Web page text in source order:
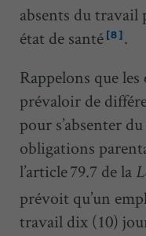
absents du travail
état de santé [8] .
Rappelons que
prévaloir de
pour s’absenter
obligations
l’article 79.7 de la
prévoit qu’un
travail dix (10)